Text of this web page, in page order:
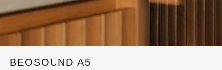
BEOSOUND A5